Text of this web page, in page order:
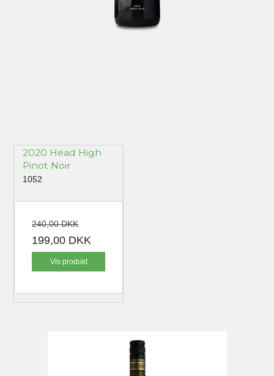
2020 Head High
Pinot Noir
1052
240,00 DKK
199,00 DKK
Vis produkt